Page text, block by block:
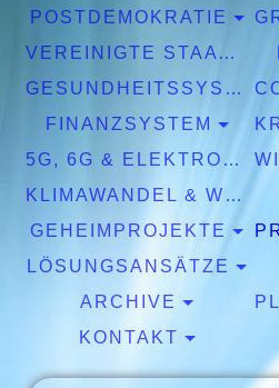
POSTDEMOKRATIE
VEREINIGTE STAATEN EUROPA
GESUNDHEITSSYSTEM
FINANZSYSTEM
5G, 6G & ELEKTROSMOG
KLIMAWANDEL & WETTER
GEHEIMPROJEKTE
LÖSUNGSANSÄTZE
ARCHIVE
KONTAKT